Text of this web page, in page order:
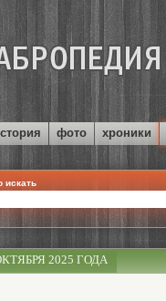
фото хроники
искать
2025 ГОДА